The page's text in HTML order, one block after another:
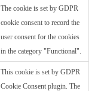
The cookie is set by GDPR
cookie consent to record the
user consent for the cookies
in the category "Functional".
This cookie is set by GDPR
Cookie Consent plugin. The